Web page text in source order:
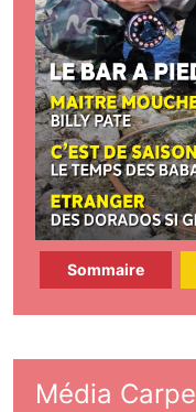
Sommaire
Média Carpe